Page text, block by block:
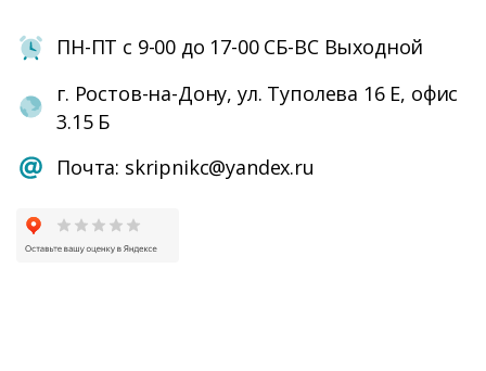
ПН-ПТ с 9-00 до 17-00 СБ-ВС Выходной
г. Ростов-на-Дону, ул. Туполева 16 Е, офис
3.15 Б
Почта: skripnikc@yandex.ru